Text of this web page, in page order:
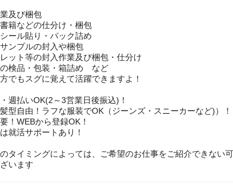
及び梱包
籍などの仕分け・梱包
ール貼り・パック詰め
ンプルの封入や梱包
ット等の封入作業及び梱包・仕分け
検品・包装・箱詰め など
でもスグに覚えて活躍できますよ！
週払いOK(2～3営業日後振込)！
型自由！ラフな服装でOK（ジーンズ・スニーカーなど)）！
！WEBから登録OK！
就活サポートあり！
タイミングによっては、ご希望のお仕事をご紹介できない可
います